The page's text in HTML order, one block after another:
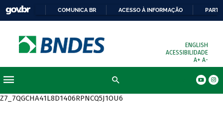
COMUNICA BR ACESSO À INFORMAÇÃO
ENGLISH
ACESSIBILIDADE
A+ A-
Z7_7QGCHA41L8D1406RPNCQ5J1OU6